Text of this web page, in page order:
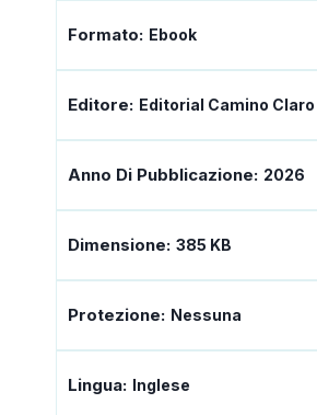
Formato: Ebook
Editore: Editorial Camino Claro
Anno Di Pubblicazione: 2026
Dimensione: 385 KB
Protezione: Nessuna
Lingua: Inglese